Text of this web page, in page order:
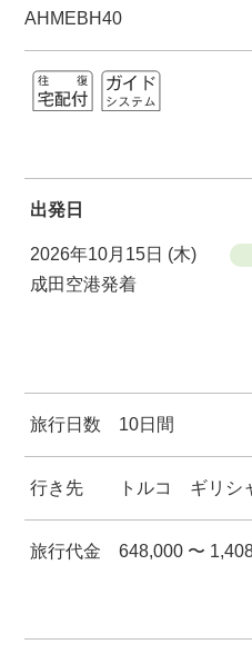
AHMEBH40
出発日
2026年10月15日 (木)
成田空港発着
旅行日数 10日間
行き先 トルコ ギリシ
旅行代金 648,000 〜